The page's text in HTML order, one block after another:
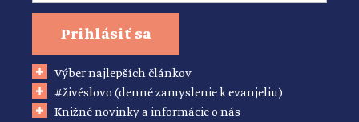
Prihlásiť sa
Výber najlepších článkov
#živéslovo (denné zamyslenie k evanjeliu)
Knižné novinky a informácie o nás